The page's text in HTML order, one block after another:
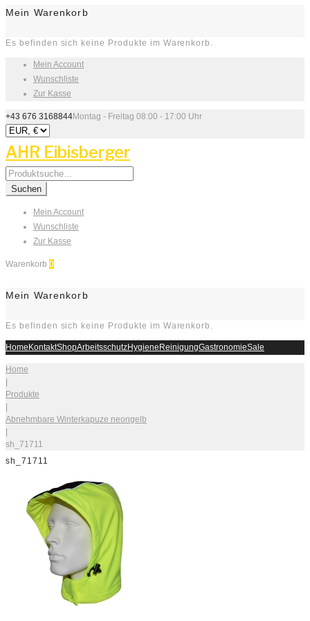
Mein Warenkorb
Es befinden sich keine Produkte im Warenkorb.
Mein Account
Wunschliste
Zur Kasse
+43 676 3168844Montag - Freitag 08:00 - 17:00 Uhr
AHR Eibisberger
Search
for:
Suchen
Mein Account
Wunschliste
Zur Kasse
Warenkorb 0
Mein Warenkorb
Es befinden sich keine Produkte im Warenkorb.
HomeKontaktShopArbeitsschutzHygieneReinigungGastronomieSale
Home
|
Produkte
|
Abnehmbare Winterkapuze neongelb
|
sh_71711
sh_71711